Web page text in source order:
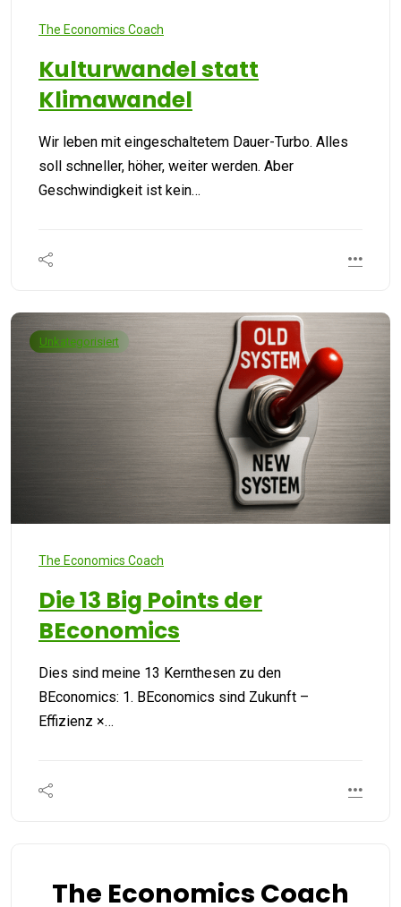
The Economics Coach
Kulturwandel statt
Klimawandel
Wir leben mit eingeschaltetem Dauer-Turbo. Alles
soll schneller, höher, weiter werden. Aber
Geschwindigkeit ist kein…
Unkategorisiert
The Economics Coach
Die 13 Big Points der
BEconomics
Dies sind meine 13 Kernthesen zu den
BEconomics: 1. BEconomics sind Zukunft –
Effizienz ×…
The Economics Coach